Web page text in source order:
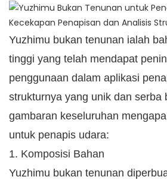
Yuzhimu bukan tenunan ialah
tinggi yang telah mendapat
penggunaan dalam aplikasi
strukturnya yang unik dan serba
gambaran keseluruhan
untuk penapis udara:
1. Komposisi Bahan
Yuzhimu bukan tenunan